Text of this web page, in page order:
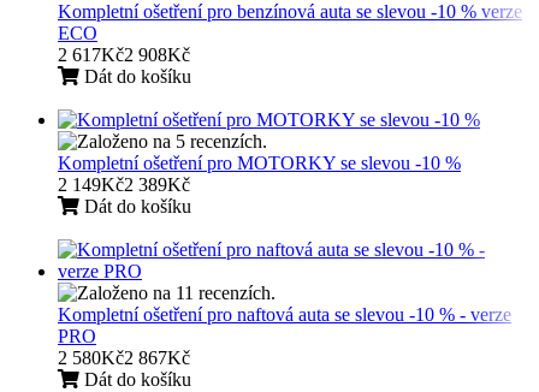
Kompletní ošetření pro benzínová auta se slevou -10 % verze
ECO
2 617Kč2 908Kč
Dát do košíku
Kompletní ošetření pro MOTORKY se slevou -10 %
2 149Kč2 389Kč
Dát do košíku
Kompletní ošetření pro naftová auta se slevou -10 % - verze
PRO
2 580Kč2 867Kč
Dát do košíku